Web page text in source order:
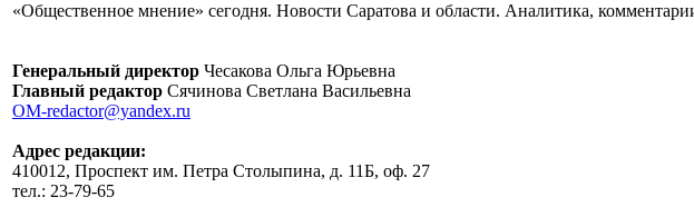
«Общественное мнение» сегодня. Новости Саратова и области. Аналитика,
Генеральный директор Чесакова Ольга Юрьевна
Главный редактор Сячинова Светлана Васильевна
OM-redactor@yandex.ru
Адрес редакции:
410012, Проспект им. Петра Столыпина, д. 11Б, оф. 27
тел.: 23-79-65